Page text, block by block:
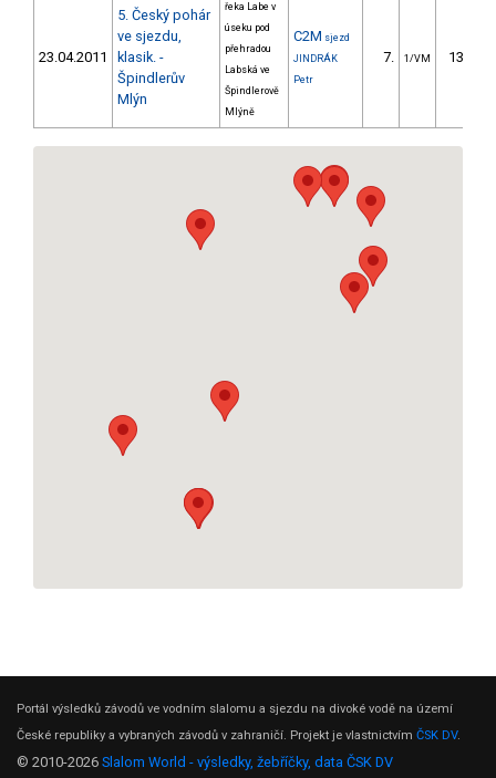
23.04.2011
5. Český pohár
ve sjezdu,
klasik. -
Špindlerův
Mlýn
řeka Labe v
úseku pod
přehradou
Labská ve
Špindlerově
Mlýně
C2M sjezd
JINDRÁK
Petr
7. 1/VM 134.21
Portál výsledků závodů ve vodním slalomu a sjezdu na divoké vodě na území
České republiky a vybraných závodů v zahraničí. Projekt je vlastnictvím ČSK DV.
© 2010-2026 Slalom World - výsledky, žebříčky, data ČSK DV